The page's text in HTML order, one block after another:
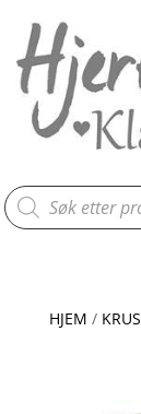
Products
search
HJEM / KRUS